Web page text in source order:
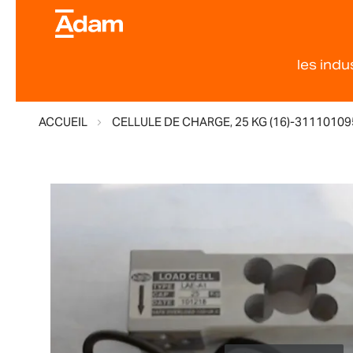
les
ACCUEIL CELLULE DE CHARGE, 25 KG (16)-